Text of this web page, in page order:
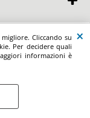
Cliccando su
Per decidere quali
informazioni è
Nazionale delle Puglie
59 515 - e-mail: